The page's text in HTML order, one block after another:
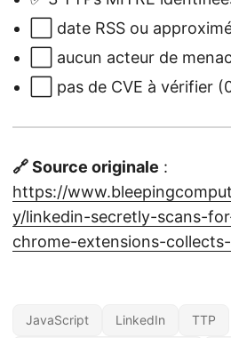
⬜ date RSS ou
⬜ aucun acteur de
⬜ pas de CVE à vérifier
🔗 Source originale :
https://
y/linkedin-secretly-scans-
chrome-extensions-
JavaScript LinkedIn TTP